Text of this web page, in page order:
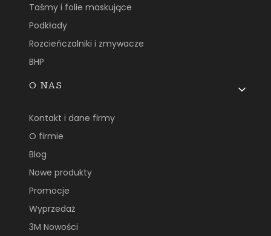
Taśmy i folie maskujące
Podkłady
Rozcieńczalniki i zmywacze
BHP
O NAS
Kontakt i dane firmy
O firmie
Blog
Nowe produkty
Promocje
Wyprzedaż
3M Nowości